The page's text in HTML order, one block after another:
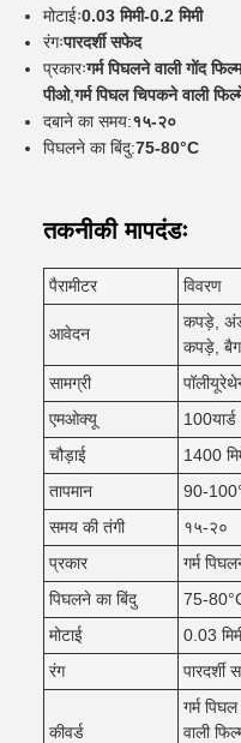
मोटाईः0.03 मिमी-0.2 मिमी
रंगःपारदर्शी सफेद
प्रकारःगर्म पिघलने वाली गोंद फिल्म
पीओ,गर्म पिघल चिपकने वाली
दबाने का समय:१५-२०
पिघलने का बिंदु:75-80°C
तकनीकी मापदंडः
पैरामीटर विवरण
आवेदन
कपड़े,
कपड़े,
सामग्री
एमओक्यू
100यार्ड
चौड़ाई
1400
तापमान
90-
समय की तंगी
१५-२०
प्रकार
गर्म
पिघलने का बिंदु
75-
मोटाई
0.03
रंग
पारदर्शी
कीवर्ड
गर्म
वाली